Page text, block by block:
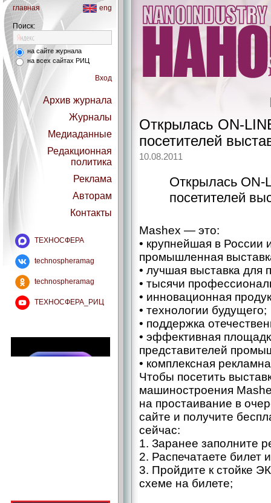
главная eng
Поиск:
на сайте журнала
на всех сайтах РИЦ
Вход
Архив журнала
Журналы
Медиаданные
Редакционная
политика
Реклама
Авторам
Контакты
ТЕХНОСФЕРА
technospheramag
technospheramag
ТЕХНОСФЕРА_РИЦ
Открылась ON-
посетителей
10.08.2011
Открылась ON-
посетителей
Mashex — это:
• крупнейшая в России
промышленная
• лучшая выставка для
• тысячи
• инновационная
• технологии будущего;
• поддержка
• эффективная
представителей
• комплексная
Чтобы посетить
машиностроения
на простаивание в
сайте и получите
сейчас:
1. Заранее заполните
2. Распечатаете билет
3. Пройдите к
схеме на билете;